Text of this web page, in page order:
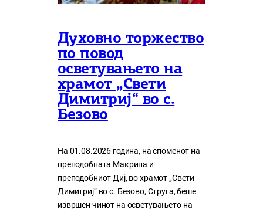
Духовно торжество
по повод
осветувањето на
храмот „Свети
Димитриј“ во с.
Безово
На 01.08.2026 година, на споменот на
преподобната Макрина и
преподобниот Диј, во храмот „Свети
Димитриј“ во с. Безово, Струга, беше
извршен чинот на осветувањето на